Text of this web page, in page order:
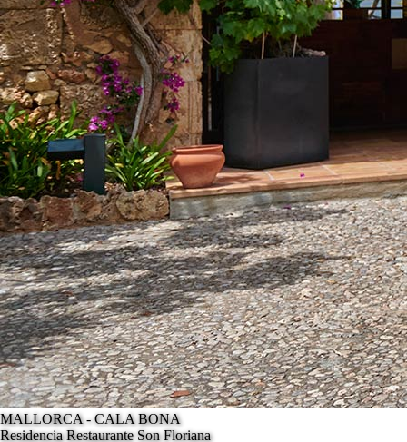
MALLORCA - CALA BONA
Residencia Restaurante Son Floriana